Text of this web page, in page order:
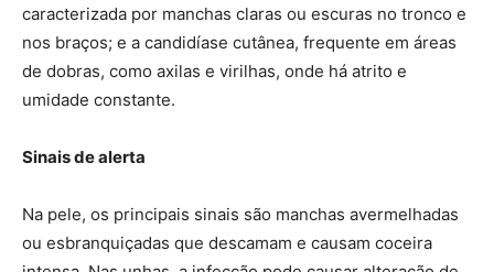
caracterizada por manchas claras ou escuras no tronco e
nos braços; e a candidíase cutânea, frequente em áreas
de dobras, como axilas e virilhas, onde há atrito e
umidade constante.
Sinais de alerta
Na pele, os principais sinais são manchas avermelhadas
ou esbranquiçadas que descamam e causam coceira